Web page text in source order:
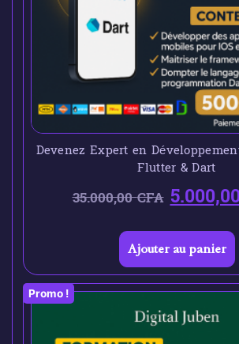
Devenez Expert en
Flutter & Dart
35.000,00CFA
Ajouter au panier
Promo !